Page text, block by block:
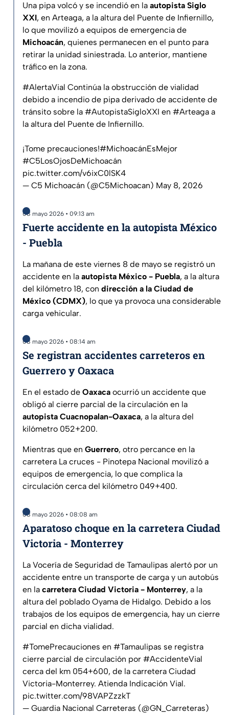
Una pipa volcó y se incendió en la autopista Siglo
XXI, en Arteaga, a la altura del Puente de Infiernillo,
lo que movilizó a equipos de emergencia de
Michoacán, quienes permanecen en el punto para
retirar la unidad siniestrada. Lo anterior, mantiene
tráfico en la zona.
#AlertaVial Continúa la obstrucción de vialidad
debido a incendio de pipa derivado de accidente de
tránsito sobre la #AutopistaSigloXXI en #Arteaga a
la altura del Puente de Infiernillo.
¡Tome precauciones!#MichoacánEsMejor
#C5LosOjosDeMichoacán
pic.twitter.com/v6ixC0lSK4
— C5 Michoacán (@C5Michoacan) May 8, 2026
08 mayo 2026 • 09:13 am
Fuerte accidente en la autopista México
- Puebla
La mañana de este viernes 8 de mayo se registró un
accidente en la autopista México - Puebla, a la altura
del kilómetro 18, con dirección a la Ciudad de
México (CDMX), lo que ya provoca una considerable
carga vehicular.
08 mayo 2026 • 08:14 am
Se registran accidentes carreteros en
Guerrero y Oaxaca
En el estado de Oaxaca ocurrió un accidente que
obligó al cierre parcial de la circulación en la
autopista Cuacnopalan-Oaxaca, a la altura del
kilómetro 052+200.
Mientras que en Guerrero, otro percance en la
carretera La cruces - Pinotepa Nacional movilizó a
equipos de emergencia, lo que complica la
circulación cerca del kilómetro 049+400.
08 mayo 2026 • 08:08 am
Aparatoso choque en la carretera Ciudad
Victoria - Monterrey
La Vocería de Seguridad de Tamaulipas alertó por un
accidente entre un transporte de carga y un autobús
en la carretera Ciudad Victoria - Monterrey, a la
altura del poblado Oyama de Hidalgo. Debido a los
trabajos de los equipos de emergencia, hay un cierre
parcial en dicha vialidad.
#TomePrecauciones en #Tamaulipas se registra
cierre parcial de circulación por #AccidenteVial
cerca del km 054+600, de la carretera Ciudad
Victoria-Monterrey. Atienda Indicación Vial.
pic.twitter.com/98VAPZzzkT
— Guardia Nacional Carreteras (@GN_Carreteras)